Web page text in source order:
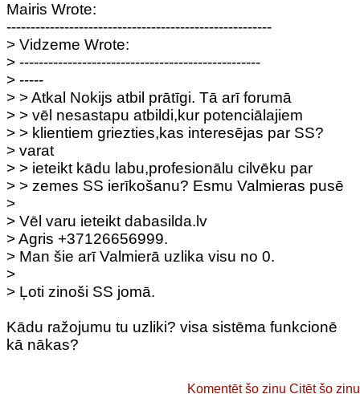
Mairis Wrote:
-------------------------------------------------------
> Vidzeme Wrote:
> --------------------------------------------------
> -----
> > Atkal Nokijs atbil prātīgi. Tā arī forumā
> > vēl nesastapu atbildi,kur potenciālajiem
> > klientiem griezties,kas interesējas par SS?
> varat
> > ieteikt kādu labu,profesionālu cilvēku par
> > zemes SS ierīkošanu? Esmu Valmieras pusē
>
> Vēl varu ieteikt dabasilda.lv
> Agris +37126656999.
> Man šie arī Valmierā uzlika visu no 0.
>
> Ļoti zinoši SS jomā.
Kādu ražojumu tu uzliki? visa sistēma funkcionē
kā nākas?
Komentēt šo ziņu Citēt šo ziņu